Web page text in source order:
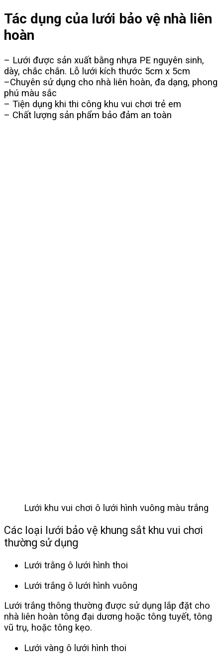
Tác dụng của lưới bảo vệ nhà liên
hoàn
– Lưới được sản xuất bằng nhựa PE nguyên sinh,
dày, chắc chắn. Lỗ lưới kích thước 5cm x 5cm
–Chuyên sử dụng cho nhà liên hoàn, đa dạng, phong
phú màu sắc
– Tiện dụng khi thi công khu vui chơi trẻ em
– Chất lượng sản phẩm bảo đảm an toàn
Lưới khu vui chơi ô lưới hình vuông màu trắng
Các loại lưới bảo vệ khung sắt khu vui chơi
thường sử dụng
Lưới trằng ô lưới hình thoi
Lưới trắng ô lưới hình vuông
Lưới trắng thông thường được sử dụng lắp đặt cho
nhà liên hoàn tông đại dương hoặc tông tuyết, tông
vũ trụ, hoặc tông kẹo.
Lưới vàng ô lưới hình thoi